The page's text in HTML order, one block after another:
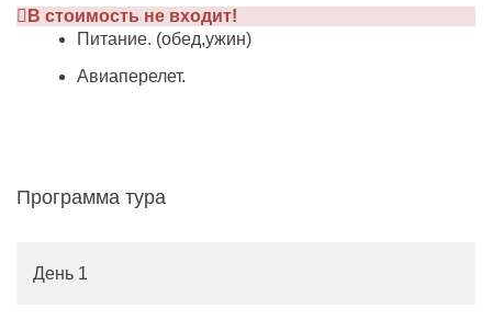
В стоимость не входит!
Питание. (обед,ужин)
Авиаперелет.
Программа тура
День 1